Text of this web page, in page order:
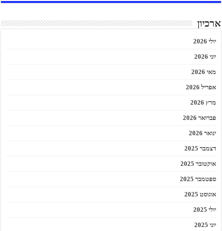
ארכיון
יולי 2026
יוני 2026
מאי 2026
אפריל 2026
מרץ 2026
פברואר 2026
ינואר 2026
דצמבר 2025
אוקטובר 2025
ספטמבר 2025
אוגוסט 2025
יולי 2025
יוני 2025